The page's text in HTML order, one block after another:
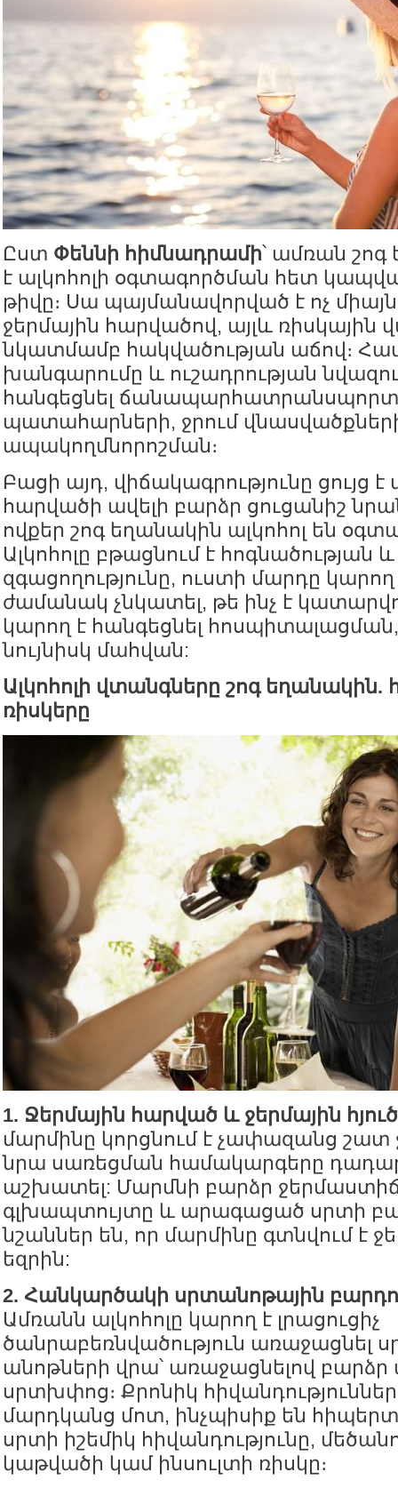
Ըստ Փեննի հիմնադրամի՝ ամռան
է ալկոհոլի օգտագործման հետ
թիվը։ Սա պայմանավորված է ոչ
ջերմային հարվածով, այլև ռիսկային
նկատմամբ հակվածության աճով։
խանգարումը և ուշադրության
հանգեցնել
պատահարների, ջրում
ապակողմնորոշման։
Բացի այդ, վիճակագրությունը ցույց է
հարվածի ավելի բարձր ցուցանիշ
ովքեր շոգ եղանակին ալկոհոլ են
Ալկոհոլը բթացնում է հոգնածության
զգացողությունը, ուստի մարդը
ժամանակ չնկատել, թե ինչ է
կարող է հանգեցնել հոսպիտալացման,
նույնիսկ մահվան:
Ալկոհոլի վտանգները շոգ եղանակին.
ռիսկերը
1. Ջերմային հարված և ջերմային
մարմինը կորցնում է չափազանց շատ
նրա սառեցման համակարգերը
աշխատել: Մարմնի բարձր
գլխապտույտը և արագացած սրտի
նշաններ են, որ մարմինը գտնվում է
եզրին:
2. Հանկարծակի սրտանոթային
Ամռանն ալկոհոլը կարող է լրացուցիչ
ծանրաբեռնվածություն առաջացնել
անոթների վրա՝ առաջացնելով բարձր
սրտխփոց։ Քրոնիկ հիվանդություններ
մարդկանց մոտ, ինչպիսիք են
սրտի իշեմիկ հիվանդությունը,
կաթվածի կամ ինսուլտի ռիսկը։